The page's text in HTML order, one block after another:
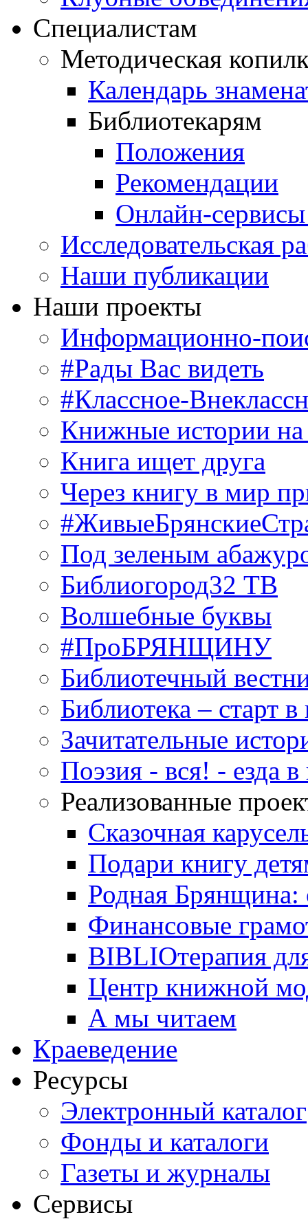
Специалистам
Методическая
Календарь
Библиотекарям
Положения
Рекомендации
Онлайн-сервисы
Исследовательская
Наши публикации
Наши проекты
Информационно-
#Рады Вас видеть
#Классное-
Книжные истории
Книга ищет друга
Через книгу в мир
Под зеленым
Библиогород32 ТВ
Волшебные буквы
#ПроБРЯНЩИНУ
Библиотечный
Библиотека – старт
Зачитательные
Поэзия - вся! - езда в
Реализованные
Сказочная
Подари книгу
Родная Брянщина:
Финансовые
BIBLIOтерапия
Центр книжной
А мы читаем
Краеведение
Ресурсы
Электронный каталог
Фонды и каталоги
Газеты и журналы
Сервисы